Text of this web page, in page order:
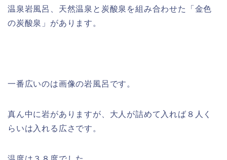
温泉岩風呂、天然温泉と炭酸泉を組み合わせた「金色
の炭酸泉」があります。
一番広いのは画像の岩風呂です。
真ん中に岩がありますが、大人が詰めて入れば８人く
らいは入れる広さです。